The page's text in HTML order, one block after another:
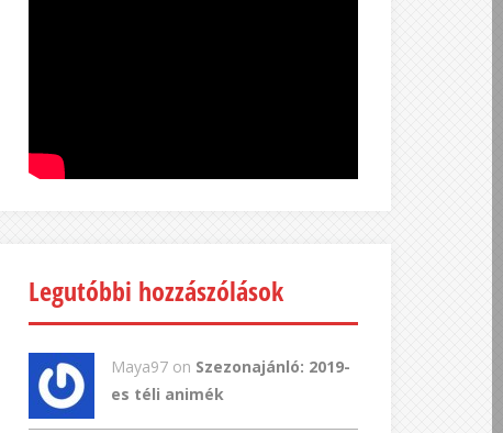
Legutóbbi hozzászólások
Maya97 on Szezonajánló: 2019-
es téli animék